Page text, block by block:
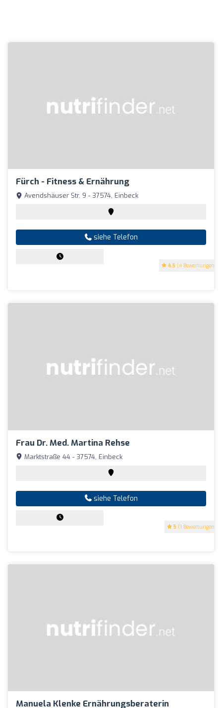
Fürch - Fitness & Ernährung
4.5 (4 Bewertungen)
Avendshäuser Str. 9 - 37574, Einbeck
siehe Telefon
Frau Dr. Med. Martina Rehse
5 (1 Bewertungen)
Marktstraße 44 - 37574, Einbeck
siehe Telefon
Manuela Klenke Ernährungsberaterin